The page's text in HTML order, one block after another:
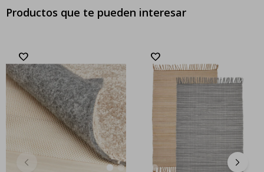
Productos que te pueden interesar